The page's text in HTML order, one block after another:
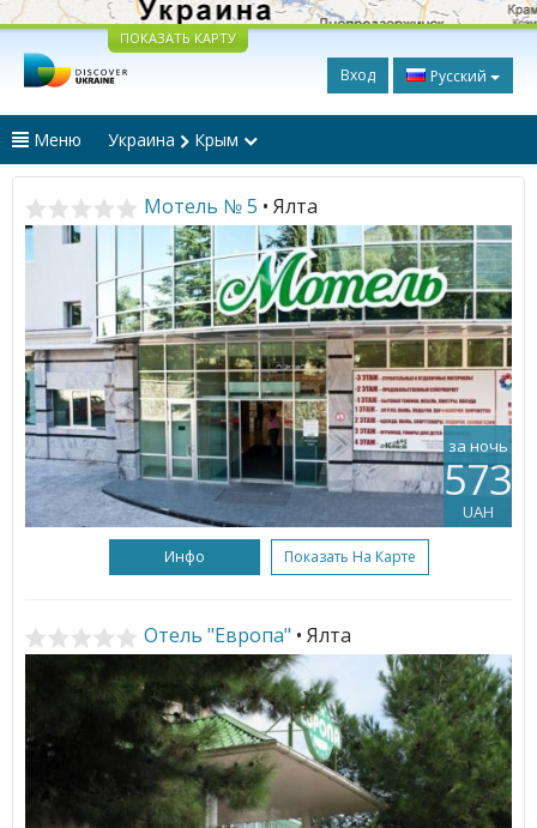
ПОКАЗАТЬ КАРТУ
Вход Русский
Меню Украина Крым
Мотель № 5 • Ялта
за ночь
573
UAH
Инфо Показать На Карте
Отель "Европа" • Ялта